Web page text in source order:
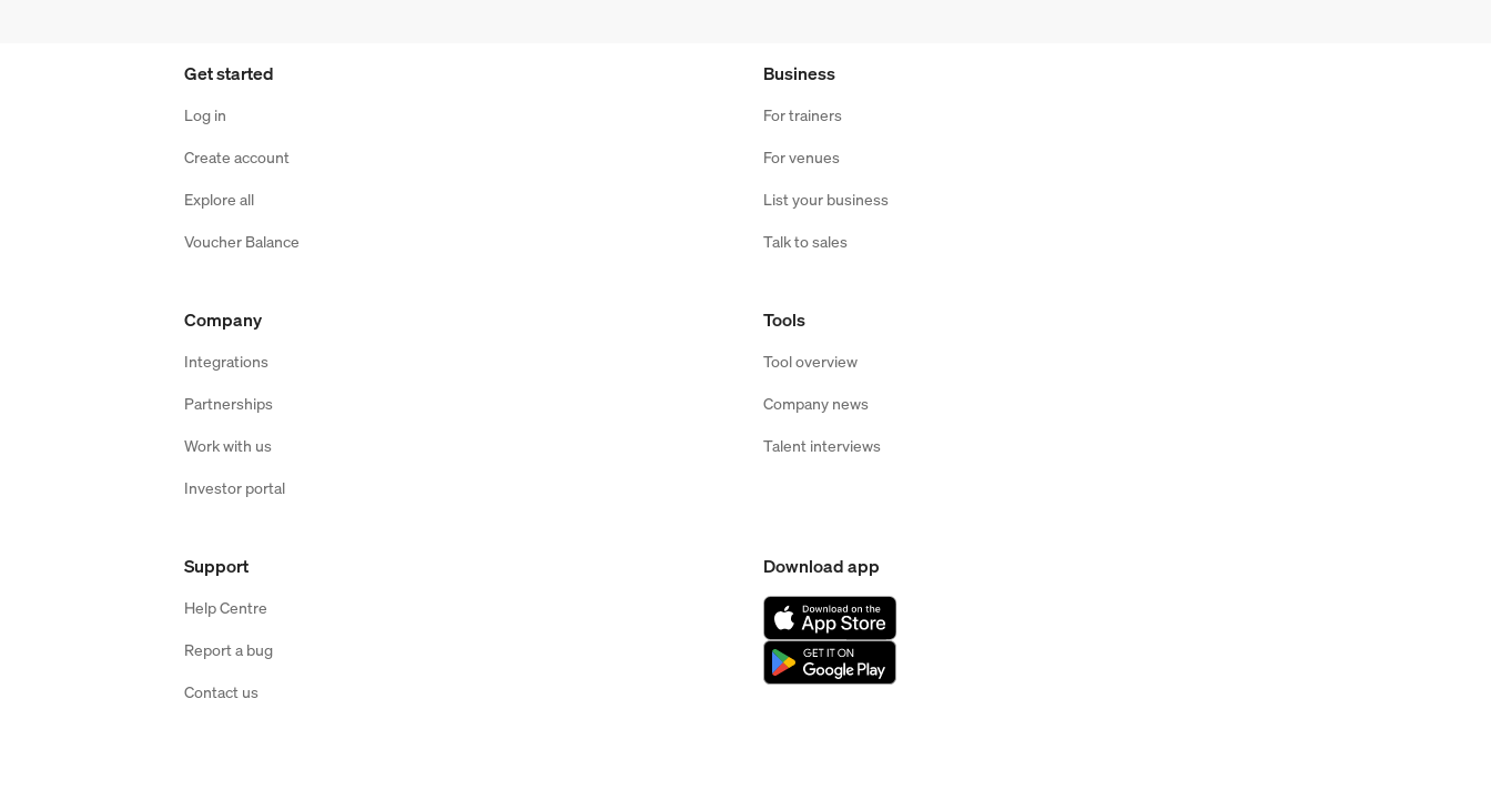
Get started
Log in
Create account
Explore all
Voucher Balance
Business
For trainers
For venues
List your business
Talk to sales
Company
Integrations
Partnerships
Work with us
Investor portal
Tools
Tool overview
Company news
Talent interviews
Support
Help Centre
Report a bug
Contact us
Download app